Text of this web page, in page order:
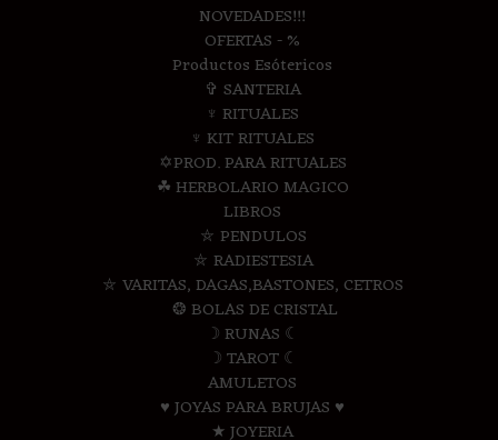
NOVEDADES!!!
OFERTAS - %
Productos Esótericos
✞ SANTERIA
♆ RITUALES
♆ KIT RITUALES
✡PROD. PARA RITUALES
☘ HERBOLARIO MAGICO
LIBROS
⛤ PENDULOS
⛤ RADIESTESIA
⛤ VARITAS, DAGAS,BASTONES, CETROS
❂ BOLAS DE CRISTAL
☽ RUNAS ☾
☽ TAROT ☾
AMULETOS
♥ JOYAS PARA BRUJAS ♥
★ JOYERIA